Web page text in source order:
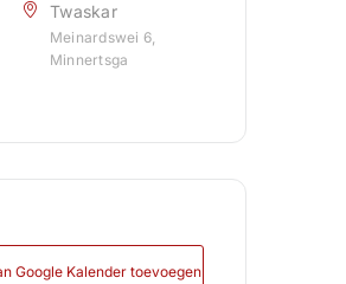
Twaskar
Meinardswei 6,
Minnertsga
Google Kalender toevoegen